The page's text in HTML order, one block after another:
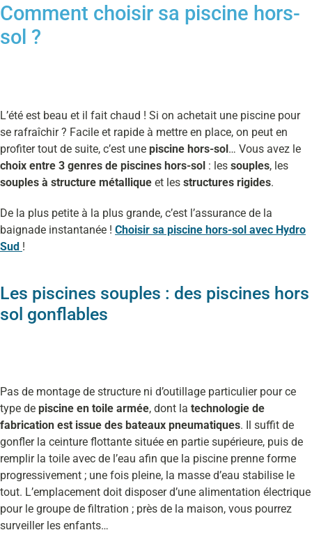
Comment choisir sa piscine hors-
sol ?
L’été est beau et il fait chaud ! Si on achetait une piscine pour
se rafraîchir ? Facile et rapide à mettre en place, on peut en
profiter tout de suite, c’est une piscine hors-sol… Vous avez le
choix entre 3 genres de piscines hors-sol : les souples, les
souples à structure métallique et les structures rigides.
De la plus petite à la plus grande, c’est l’assurance de la
baignade instantanée ! Choisir sa piscine hors-sol avec Hydro
Sud !
Les piscines souples : des piscines hors
sol gonflables
Pas de montage de structure ni d’outillage particulier pour ce
type de piscine en toile armée, dont la technologie de
fabrication est issue des bateaux pneumatiques. Il suffit de
gonfler la ceinture flottante située en partie supérieure, puis de
remplir la toile avec de l’eau afin que la piscine prenne forme
progressivement ; une fois pleine, la masse d’eau stabilise le
tout. L’emplacement doit disposer d’une alimentation électrique
pour le groupe de filtration ; près de la maison, vous pourrez
surveiller les enfants…